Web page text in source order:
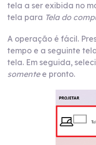
tela a ser exibida no
tela para Tela do
A operação é fácil.
tempo e a seguinte
tela. Em seguida,
somentee pronto.